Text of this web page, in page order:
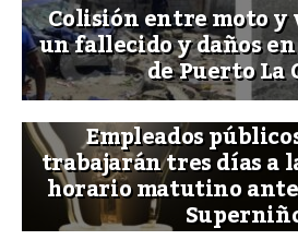
Colisión entre moto y
un fallecido y daños
de Puerto La
Empleados
trabajarán tres días a
horario matutino